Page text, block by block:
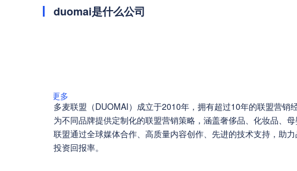
duomai是什么公司
更多
多麦联盟（DUOMAI）成立于2010年，拥有超过10年的联盟营销
为不同品牌提供定制化的联盟营销策略，涵盖奢侈品、化妆品、
联盟通过全球媒体合作、高质量内容创作、先进的技术支持，助
投资回报率。